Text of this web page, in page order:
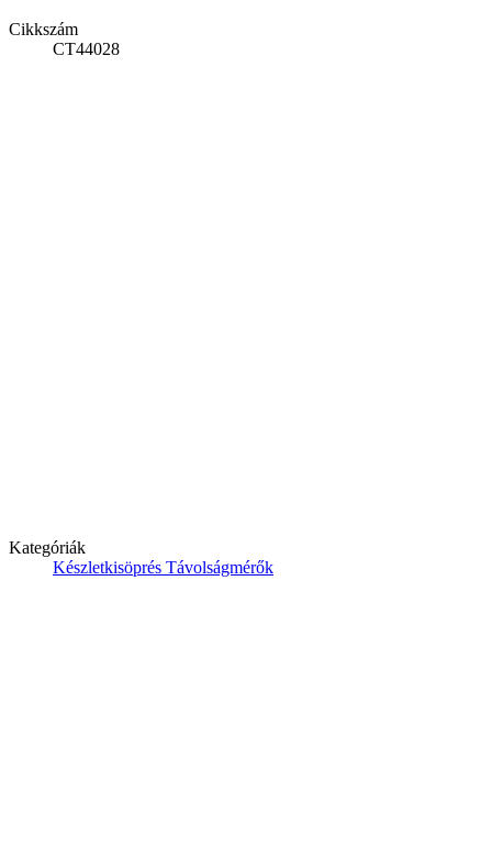
Cikkszám
CT44028
Kategóriák
Készletkisöprés Távolságmérők